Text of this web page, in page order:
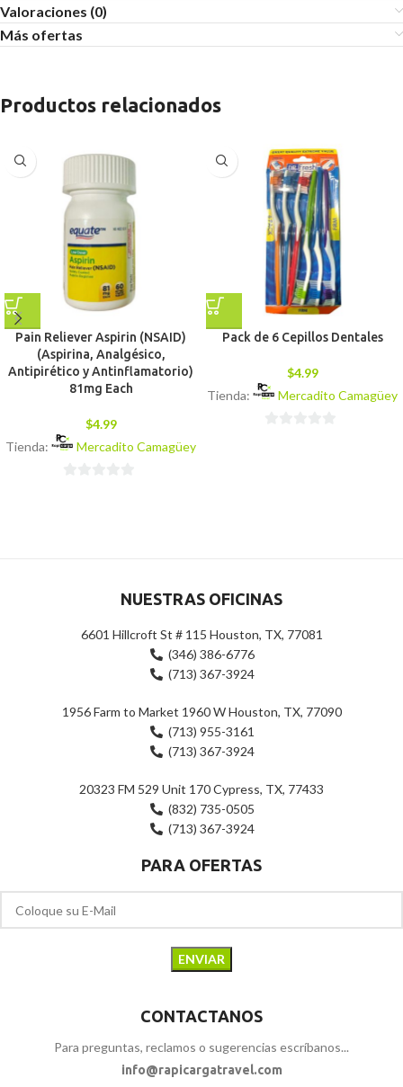
Valoraciones (0)
Más ofertas
Productos relacionados
Pain Reliever Aspirin (NSAID)
(Aspirina, Analgésico,
Antipirético y Antinflamatorio)
81mg Each
$4.99
Tienda:
Mercadito Camagüey
Pack de 6 Cepillos Dentales
$4.99
Tienda:
Mercadito Camagüey
NUESTRAS OFICINAS
6601 Hillcroft St # 115 Houston, TX, 77081
(346) 386-6776
(713) 367-3924
1956 Farm to Market 1960 W Houston, TX, 77090
(713) 955-3161
(713) 367-3924
20323 FM 529 Unit 170 Cypress, TX, 77433
(832) 735-0505
(713) 367-3924
PARA OFERTAS
CONTACTANOS
Para preguntas, reclamos o sugerencias escríbanos...
info@rapicargatravel.com